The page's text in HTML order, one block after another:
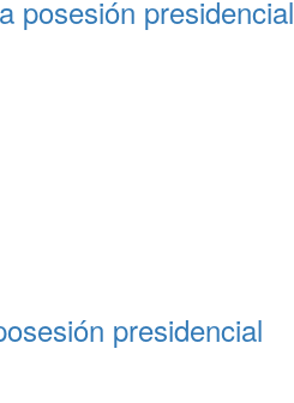
posesión presidencial
presidencial